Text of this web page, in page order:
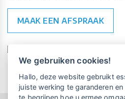
MAAK EEN AFSPRAAK
🇪🇺 🇧🇪
We gebruiken cookies!
Hallo, deze website gebruikt
juiste werking te garanderen
te begrijpen hoe u ermee
Vrijblijvende kennismaking?Boek
een persoonlijke demo.